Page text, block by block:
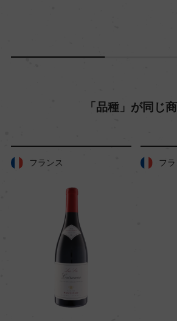
「品種」が同じ
フランス フ